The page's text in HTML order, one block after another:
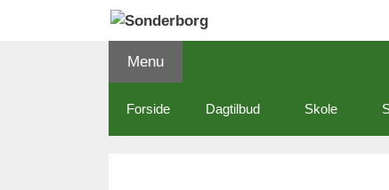
Menu
Forside Dagtilbud Skole